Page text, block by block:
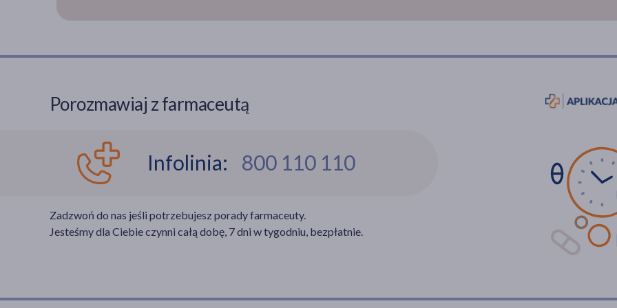
Porozmawiaj z farmaceutą
Infolinia: 800 110 110
Zadzwoń do nas jeśli potrzebujesz porady farmaceuty.
Jesteśmy dla Ciebie czynni całą dobę, 7 dni w tygodniu, bezpłatnie.